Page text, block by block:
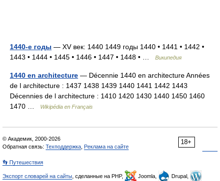
1440-е годы — XV век: 1440 1449 годы 1440 • 1441 • 1442 •
1443 • 1444 • 1445 • 1446 • 1447 • 1448 • …
Википедия
1440 en architecture — Décennie 1440 en architecture Années
de l architecture : 1437 1438 1439 1440 1441 1442 1443
Décennies de l architecture : 1410 1420 1430 1440 1450 1460
1470 …
Wikipédia en Français
18+
© Академик, 2000-2026
Обратная связь: Техподдержка Реклама на сайте
👣 Путешествия
Экспорт словарей на сайты , сделанные на PHP, Joomla,
Drupal,